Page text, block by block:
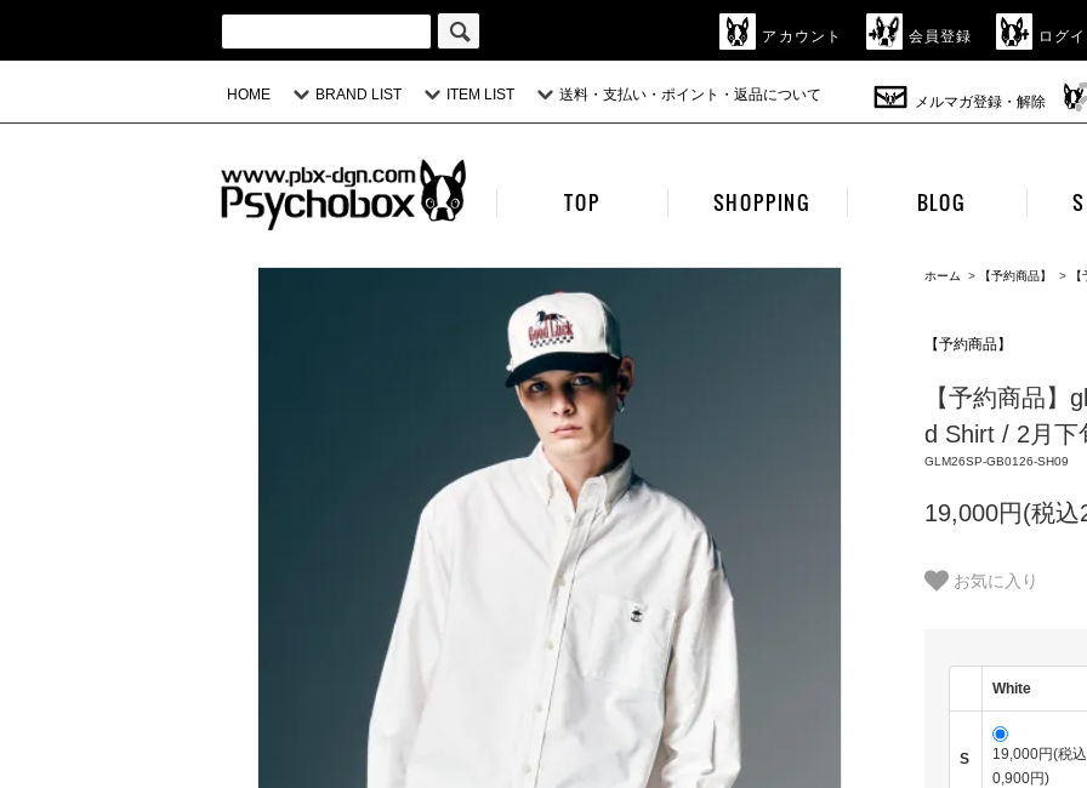
アカウント 会員登録 ログ
HOME BRAND LIST ITEM LIST 送料・支払い・ポイント・返品について メルマガ登録・解除
TOP SHOPPING BLOG
ホーム > 【予約商品】 >
【予約商品】
【予約商品】
d Shirt / 2月下
GLM26SP-GB0126-SH09
19,000円(税込
お気に入り
White
S
19,000円(税
0,900円)